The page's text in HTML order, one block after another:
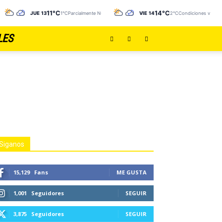
JUE 1311°C1°CParcialmente NubladoCubierto VIE 1414°C2°CCondiciones
15,129 Fans ME GUSTA
1,001 Seguidores SEGUIR
3,875 Seguidores SEGUIR